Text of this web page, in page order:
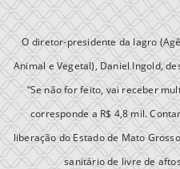
O diretor-presidente da Iagro
Animal e Vegetal), Daniel Ingold,
“Se não for feito, vai receber
corresponde a R$ 4,8 mil.
liberação do Estado de Mato
sanitário de livre de